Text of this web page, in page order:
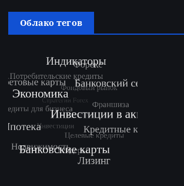
Облако тегов